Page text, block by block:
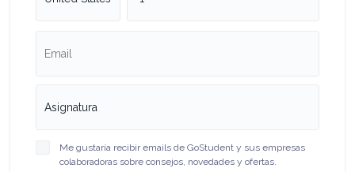
Me gustaría recibir emails de GoStudent y sus empresas
colaboradoras sobre consejos, novedades y ofertas.